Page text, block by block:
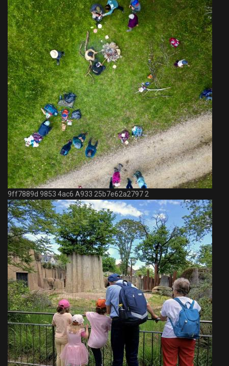
9ff7889d 9853 4ac6 A933 25b7e62a2797 2